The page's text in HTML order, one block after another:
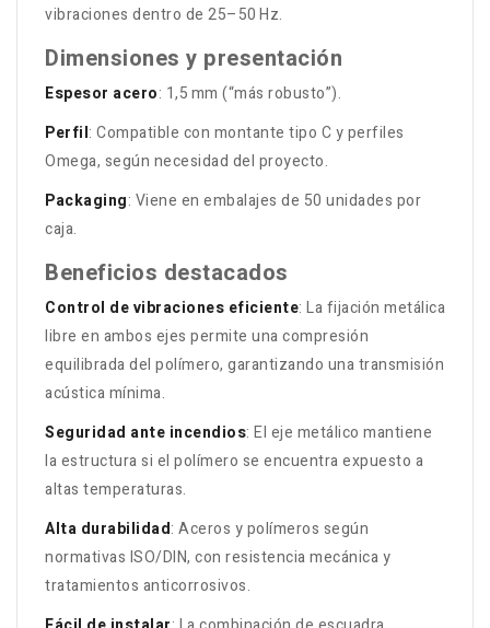
vibraciones dentro de 25–50 Hz.
Dimensiones y presentación
Espesor acero: 1,5 mm (“más robusto”).
Perfil: Compatible con montante tipo C y perfiles
Omega, según necesidad del proyecto.
Packaging: Viene en embalajes de 50 unidades por
caja.
Beneficios destacados
Control de vibraciones eficiente: La fijación metálica
libre en ambos ejes permite una compresión
equilibrada del polímero, garantizando una transmisión
acústica mínima.
Seguridad ante incendios: El eje metálico mantiene
la estructura si el polímero se encuentra expuesto a
altas temperaturas.
Alta durabilidad: Aceros y polímeros según
normativas ISO/DIN, con resistencia mecánica y
tratamientos anticorrosivos.